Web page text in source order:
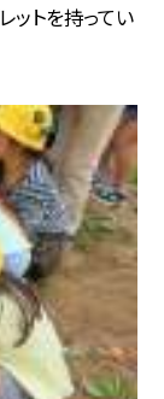
ットを持ってい